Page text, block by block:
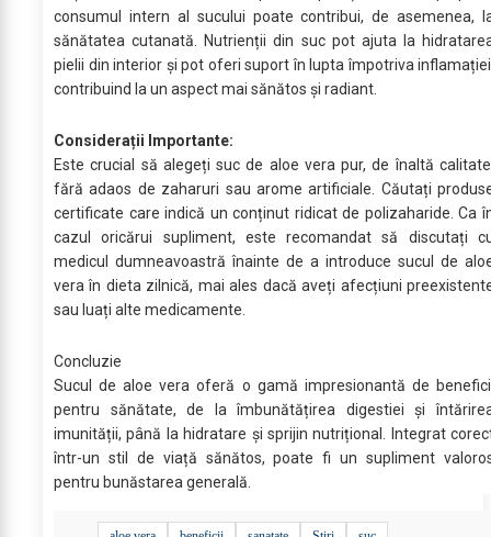
consumul intern al sucului poate contribui, de asemenea,
sănătatea cutanată. Nutrienții din suc pot ajuta la
pielii din interior și pot oferi suport în lupta împotriva
contribuind la un aspect mai sănătos și radiant.
Considerații Importante:
Este crucial să alegeți suc de aloe vera pur, de înaltă
fără adaos de zaharuri sau arome artificiale. Căutați
certificate care indică un conținut ridicat de polizaharide. Ca
cazul oricărui supliment, este recomandat să discutați
medicul dumneavoastră înainte de a introduce sucul de
vera în dieta zilnică, mai ales dacă aveți afecțiuni
sau luați alte medicamente.
Concluzie
Sucul de aloe vera oferă o gamă impresionantă de
pentru sănătate, de la îmbunătățirea digestiei și
imunității, până la hidratare și sprijin nutrițional. Integrat
într-un stil de viață sănătos, poate fi un supliment
pentru bunăstarea generală.